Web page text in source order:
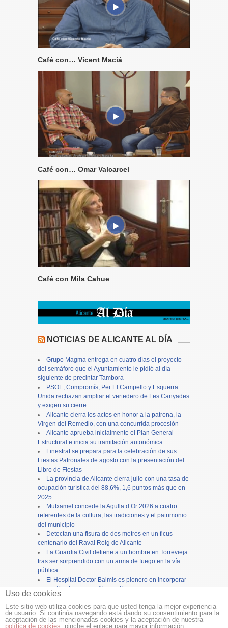
Café con… Vicent Maciá
Café con… Omar Valcarcel
Café con Mila Cahue
NOTICIAS DE ALICANTE AL DÍA
Grupo Magma entrega en cuatro días el proyecto
del semáforo que el Ayuntamiento le pidió al día
siguiente de precintar Tambora
PSOE, Compromís, Per El Campello y Esquerra
Unida rechazan ampliar el vertedero de Les Canyades
y exigen su cierre
Alicante cierra los actos en honor a la patrona, la
Virgen del Remedio, con una concurrida procesión
Alicante aprueba inicialmente el Plan General
Estructural e inicia su tramitación autonómica
Finestrat se prepara para la celebración de sus
Fiestas Patronales de agosto con la presentación del
Libro de Fiestas
La provincia de Alicante cierra julio con una tasa de
ocupación turística del 88,6%, 1,6 puntos más que en
2025
Mutxamel concede la Agulla d’Or 2026 a cuatro
referentes de la cultura, las tradiciones y el patrimonio
del municipio
Detectan una fisura de dos metros en un ficus
centenario del Raval Roig de Alicante
La Guardia Civil detiene a un hombre en Torrevieja
tras ser sorprendido con un arma de fuego en la vía
pública
El Hospital Doctor Balmis es pionero en incorporar
carros térmicos con refrigeración por agua para
mejorar la distribución de comidas
Copyright ©12tvy12endigital.es
Uso de cookies
Este sitio web utiliza cookies para que usted tenga la mejor experiencia
de usuario. Si continúa navegando está dando su consentimiento para la
aceptación de las mencionadas cookies y la aceptación de nuestra
política de cookies , pinche el enlace para mayor información